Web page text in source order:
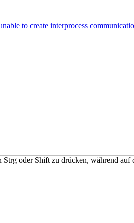
to create interprocess
oder Shift zu drücken, während